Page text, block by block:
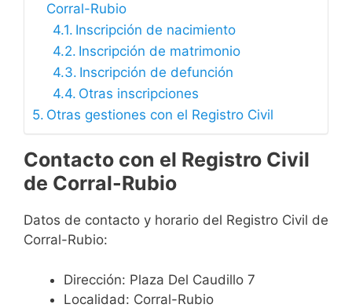
Corral-Rubio
Inscripción de nacimiento
Inscripción de matrimonio
Inscripción de defunción
Otras inscripciones
Otras gestiones con el Registro Civil
Contacto con el Registro Civil
de Corral-Rubio
Datos de contacto y horario del Registro Civil de
Corral-Rubio:
Dirección: Plaza Del Caudillo 7
Localidad: Corral-Rubio